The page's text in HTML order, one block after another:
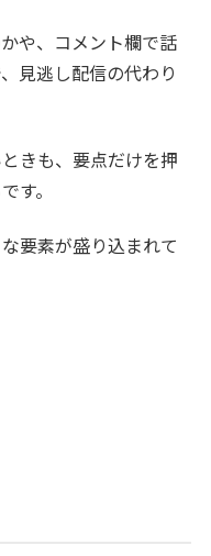
や、コメント欄で話
見逃し配信の代わり
きも、要点だけを押
す。
要素が盛り込まれて